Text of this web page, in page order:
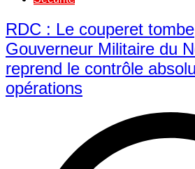
RDC : Le couperet
Gouverneur Militaire du
reprend le contrôle
opérations